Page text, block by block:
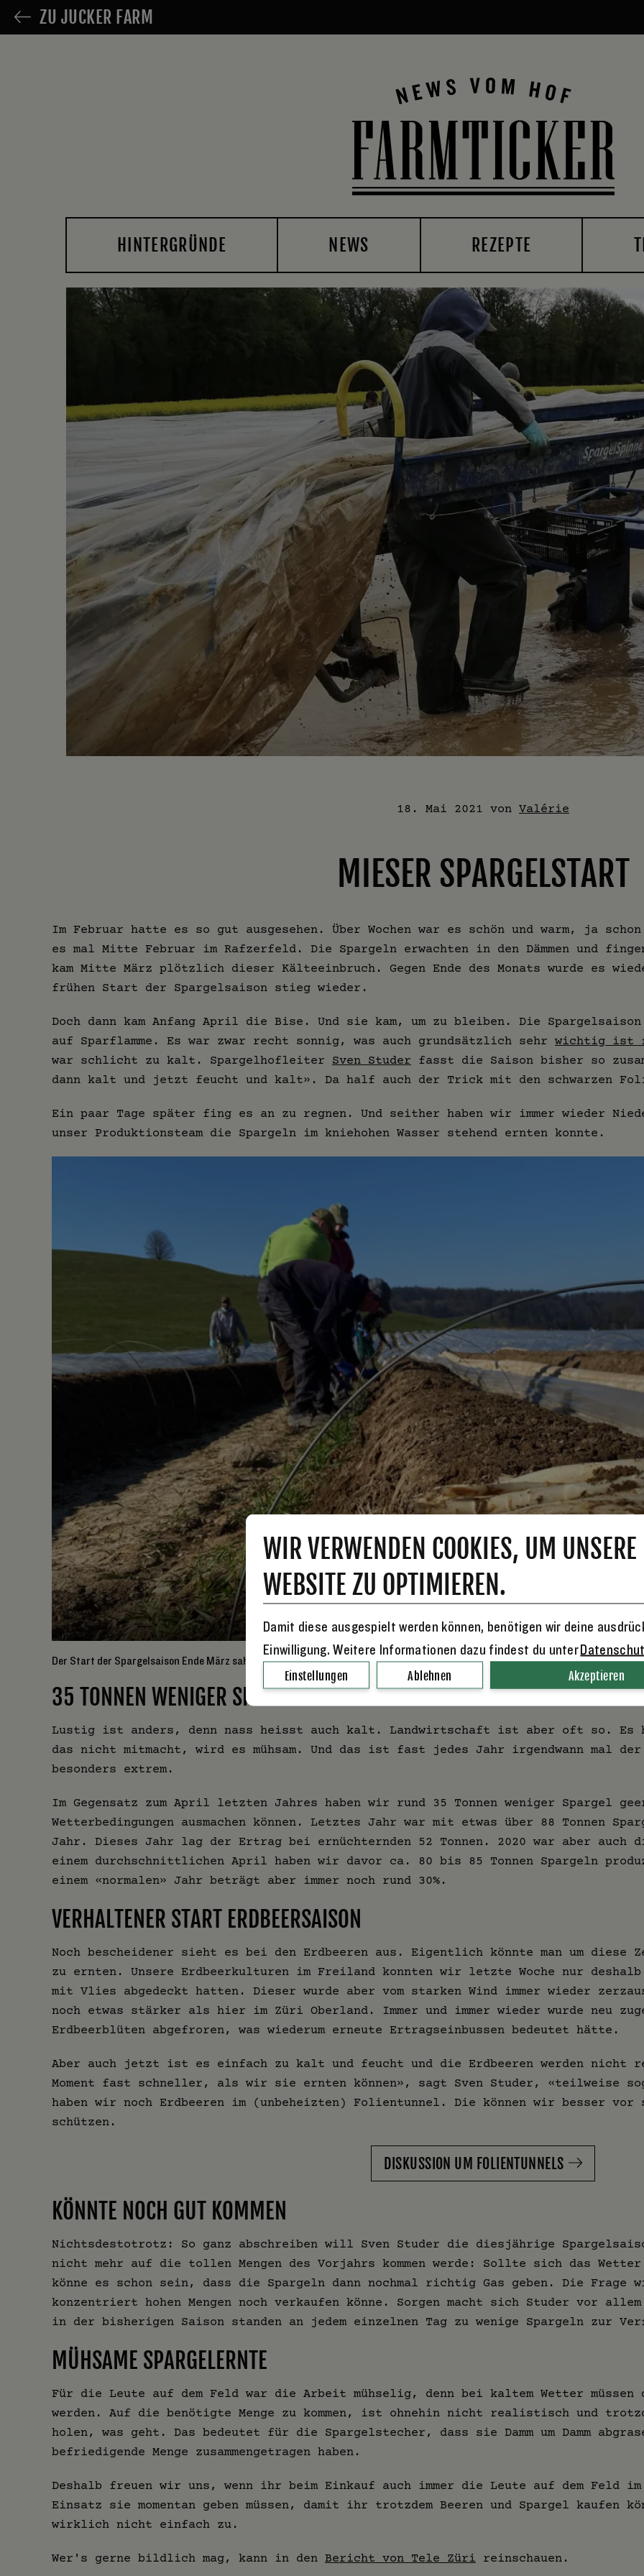
ZU JUCKER FARM
HINTERGRÜNDE NEWS REZEPTE
18. Mai 2021 von Valérie
MIESER SPARGELSTART
Im Februar hatte es so gut ausgesehen. Über Wochen war es schön und warm, ja
es mal Mitte Februar im Rafzerfeld. Die Spargeln erwachten in den Dämmen und
kam Mitte März plötzlich dieser Kälteeinbruch. Gegen Ende des Monats wurde es
frühen Start der Spargelsaison stieg wieder.
Doch dann kam Anfang April die Bise. Und sie kam, um zu bleiben. Die
auf Sparflamme. Es war zwar recht sonnig, was auch grundsätzlich sehr wichtig ist
war schlicht zu kalt. Spargelhofleiter Sven Studer fasst die Saison bisher so
dann kalt und jetzt feucht und kalt». Da half auch der Trick mit den schwarzen
Ein paar Tage später fing es an zu regnen. Und seither haben wir immer wieder
unser Produktionsteam die Spargeln im kniehohen Wasser stehend ernten konnte.
Der Start der Spargelsaison Ende März sah eigentlich gut aus...
35 TONNEN WENIGER SPARGEL ALS 2020
Lustig ist anders, denn nass heisst auch kalt. Landwirtschaft ist aber oft so. Es
das nicht mitmacht, wird es mühsam. Und das ist fast jedes Jahr irgendwann mal
besonders extrem.
Im Gegensatz zum April letzten Jahres haben wir rund 35 Tonnen weniger Spargel
Wetterbedingungen ausmachen können. Letztes Jahr war mit etwas über 88 Tonnen
Jahr. Dieses Jahr lag der Ertrag bei ernüchternden 52 Tonnen. 2020 war aber auch
einem durchschnittlichen April haben wir davor ca. 80 bis 85 Tonnen Spargeln
einem «normalen» Jahr beträgt aber immer noch rund 30%.
VERHALTENER START ERDBEERSAISON
Noch bescheidener sieht es bei den Erdbeeren aus. Eigentlich könnte man um diese
zu ernten. Unsere Erdbeerkulturen im Freiland konnten wir letzte Woche nur
mit Vlies abgedeckt hatten. Dieser wurde aber vom starken Wind immer wieder
noch etwas stärker als hier im Züri Oberland. Immer und immer wieder wurde neu
Erdbeerblüten abgefroren, was wiederum erneute Ertragseinbussen bedeutet hätte.
Aber auch jetzt ist es einfach zu kalt und feucht und die Erdbeeren werden nicht
Moment fast schneller, als wir sie ernten können», sagt Sven Studer, «teilweise
haben wir noch Erdbeeren im (unbeheizten) Folientunnel. Die können wir besser vor
schützen.
DISKUSSION UM FOLIENTUNNELS
KÖNNTE NOCH GUT KOMMEN
Nichtsdestotrotz: So ganz abschreiben will Sven Studer die diesjährige
nicht mehr auf die tollen Mengen des Vorjahrs kommen werde: Sollte sich das Wetter
könne es schon sein, dass die Spargeln dann nochmal richtig Gas geben. Die Frage
konzentriert hohen Mengen noch verkaufen könne. Sorgen macht sich Studer vor
in der bisherigen Saison standen an jedem einzelnen Tag zu wenige Spargeln zur
MÜHSAME SPARGELERNTE
Für die Leute auf dem Feld war die Arbeit mühselig, denn bei kaltem Wetter müssen
werden. Auf die benötigte Menge zu kommen, ist ohnehin nicht realistisch und
holen, was geht. Das bedeutet für die Spargelstecher, dass sie Damm um Damm
befriedigende Menge zusammengetragen haben.
Deshalb freuen wir uns, wenn ihr beim Einkauf auch immer die Leute auf dem Feld
Einsatz sie momentan geben müssen, damit ihr trotzdem Beeren und Spargel kaufen
wirklich nicht einfach zu.
Wer's gerne bildlich mag, kann in den Bericht von Tele Züri reinschauen.
WIR VERWENDEN COOKIES, UM UNSERE
WEBSITE ZU OPTIMIEREN.
Damit diese ausgespielt werden können, benötigen wir deine
Einwilligung. Weitere Informationen dazu findest du unter
Einstellungen Ablehnen Akzeptieren